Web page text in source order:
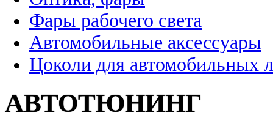
Фары рабочего света
Автомобильные аксессуары
Цоколи для автомобильных
АВТОТЮНИНГ